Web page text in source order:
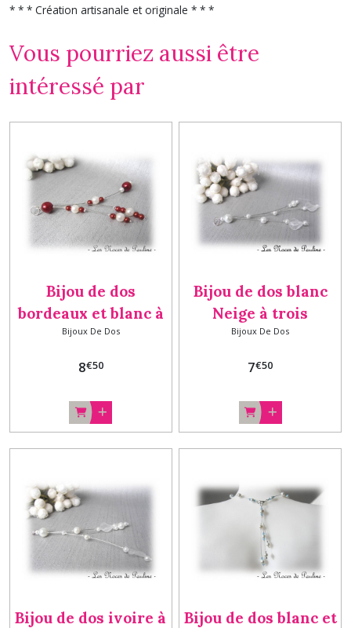
* * * Création artisanale et originale * * *
Vous pourriez aussi être
intéressé par
Bijou de dos
bordeaux et blanc à
trois Pendants
Bijoux De Dos
8€50
Bijou de dos blanc
Neige à trois
pendants Kate
Bijoux De Dos
7€50
Bijou de dos ivoire à
Bijou de dos blanc et